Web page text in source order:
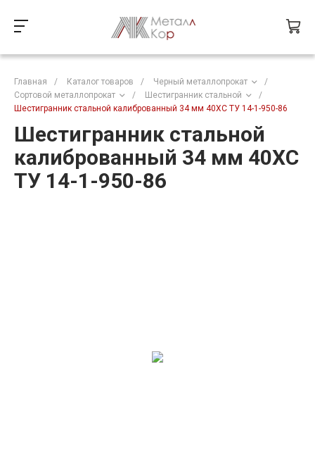
Главная / Каталог товаров / Черный металлопрокат
/
Сортовой металлопрокат
/ Шестигранник стальной
/
Шестигранник стальной калиброванный 34 мм 40ХС ТУ 14-1-950-86
Шестигранник стальной
калиброванный 34 мм 40ХС
ТУ 14-1-950-86